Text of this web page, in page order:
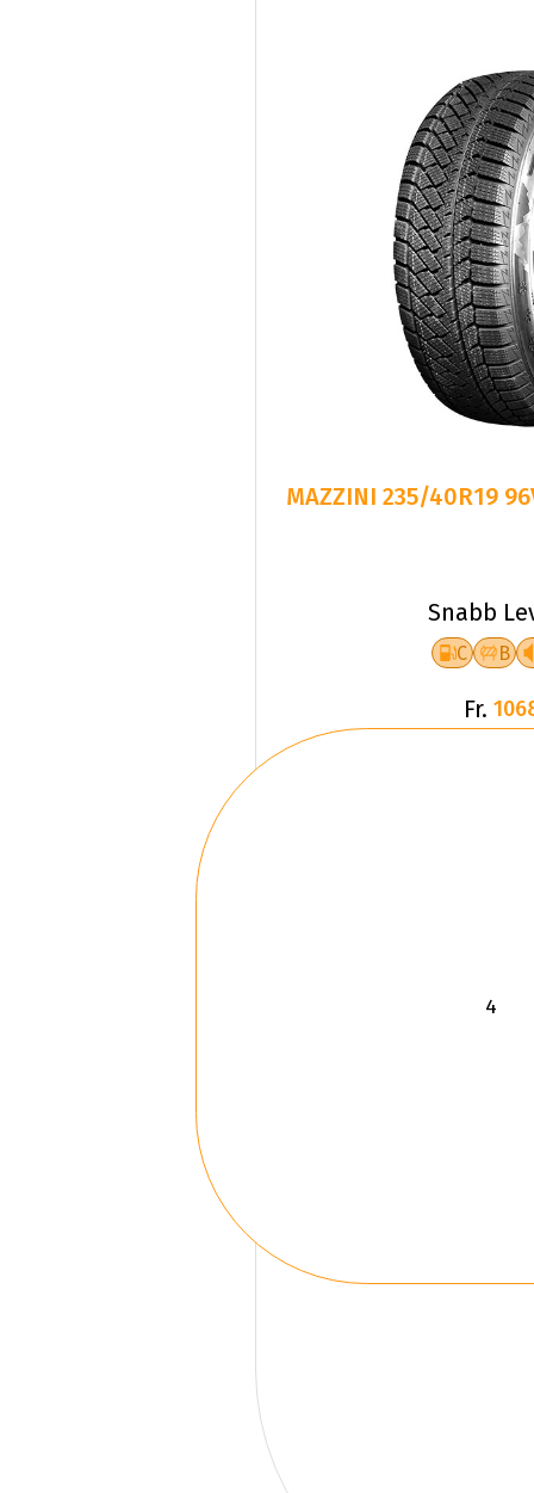
MAZZINI 235/40R19
Snabb
C B
Fr.